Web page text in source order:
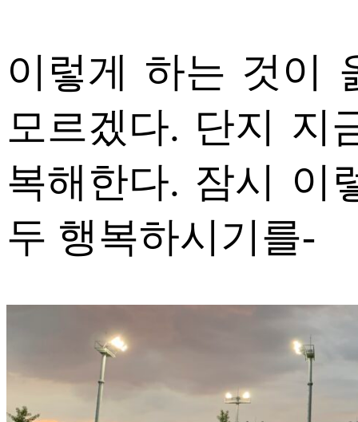
이렇게 하는 것이
모르겠다. 단지 지
복해한다. 잠시 이
두 행복하시기를-